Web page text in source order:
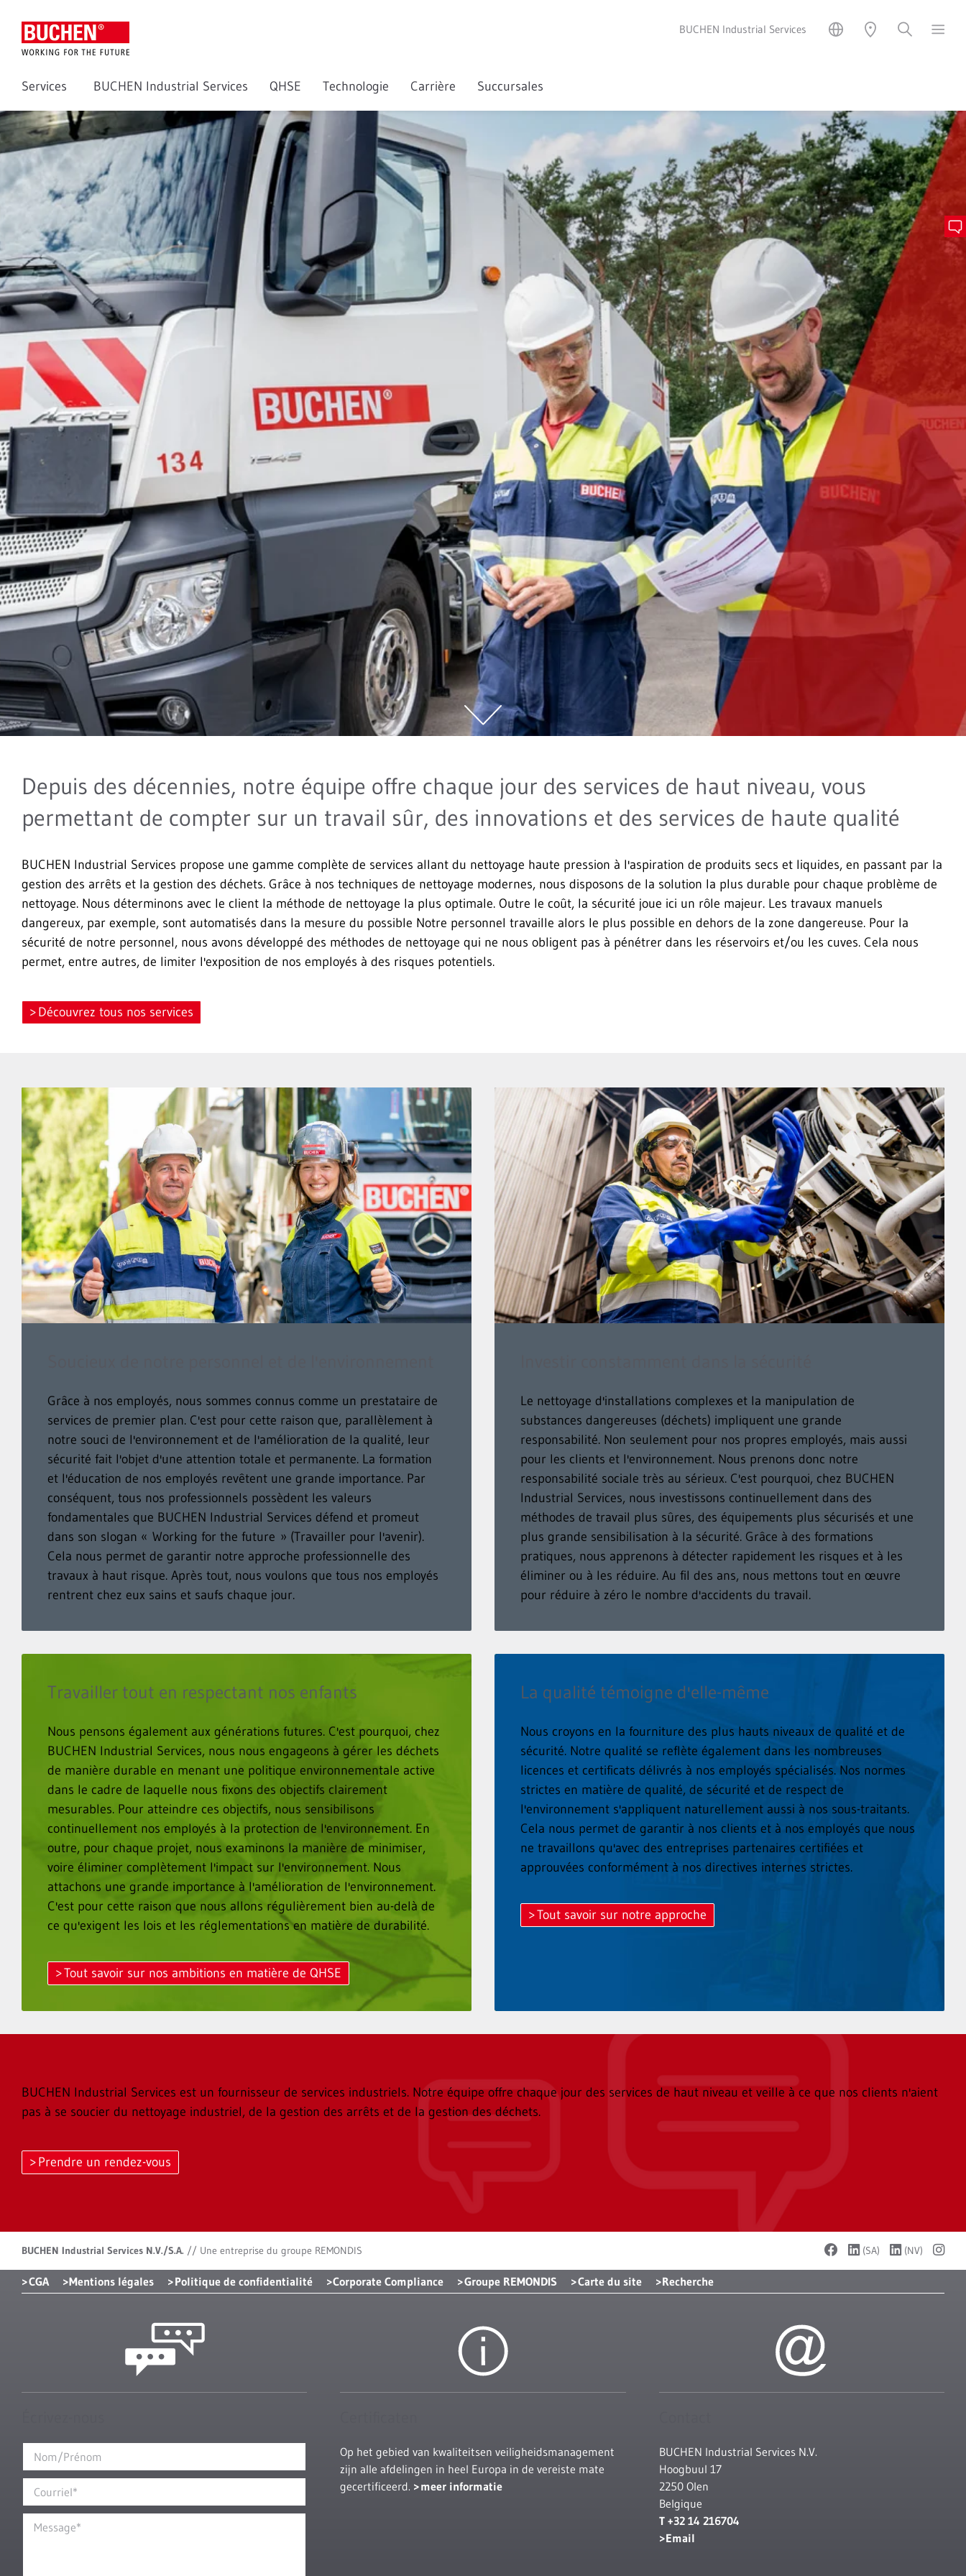
BUCHEN Industrial Services
Services BUCHEN Industrial Services QHSE Technologie Carrière Succursales
Depuis des décennies, notre équipe offre chaque jour des services de haut niveau, vous
permettant de compter sur un travail sûr, des innovations et des services de haute qualité
BUCHEN Industrial Services propose une gamme complète de services allant du nettoyage haute pression à l'aspiration de produits secs et liquides, en passant par la
gestion des arrêts et la gestion des déchets. Grâce à nos techniques de nettoyage modernes, nous disposons de la solution la plus durable pour chaque problème de
nettoyage. Nous déterminons avec le client la méthode de nettoyage la plus optimale. Outre le coût, la sécurité joue ici un rôle majeur. Les travaux manuels
dangereux, par exemple, sont automatisés dans la mesure du possible Notre personnel travaille alors le plus possible en dehors de la zone dangereuse. Pour la
sécurité de notre personnel, nous avons développé des méthodes de nettoyage qui ne nous obligent pas à pénétrer dans les réservoirs et/ou les cuves. Cela nous
permet, entre autres, de limiter l'exposition de nos employés à des risques potentiels.
Découvrez tous nos services
Grâce à nos employés, nous sommes connus comme un prestataire de
services de premier plan. C'est pour cette raison que, parallèlement à
notre souci de l'environnement et de l'amélioration de la qualité, leur
sécurité fait l'objet d'une attention totale et permanente. La formation
et l'éducation de nos employés revêtent une grande importance. Par
conséquent, tous nos professionnels possèdent les valeurs
fondamentales que BUCHEN Industrial Services défend et promeut
dans son slogan « Working for the future » (Travailler pour l'avenir).
Cela nous permet de garantir notre approche professionnelle des
travaux à haut risque. Après tout, nous voulons que tous nos employés
rentrent chez eux sains et saufs chaque jour.
Le nettoyage d'installations complexes et la manipulation de
substances dangereuses (déchets) impliquent une grande
responsabilité. Non seulement pour nos propres employés, mais aussi
pour les clients et l'environnement. Nous prenons donc notre
responsabilité sociale très au sérieux. C'est pourquoi, chez BUCHEN
Industrial Services, nous investissons continuellement dans des
méthodes de travail plus sûres, des équipements plus sécurisés et une
plus grande sensibilisation à la sécurité. Grâce à des formations
pratiques, nous apprenons à détecter rapidement les risques et à les
éliminer ou à les réduire. Au fil des ans, nous mettons tout en œuvre
pour réduire à zéro le nombre d'accidents du travail.
Travailler tout en respectant nos enfants
Nous pensons également aux générations futures. C'est pourquoi, chez
BUCHEN Industrial Services, nous nous engageons à gérer les déchets
de manière durable en menant une politique environnementale active
dans le cadre de laquelle nous fixons des objectifs clairement
mesurables. Pour atteindre ces objectifs, nous sensibilisons
continuellement nos employés à la protection de l'environnement. En
outre, pour chaque projet, nous examinons la manière de minimiser,
voire éliminer complètement l'impact sur l'environnement. Nous
attachons une grande importance à l'amélioration de l'environnement.
C'est pour cette raison que nous allons régulièrement bien au-delà de
ce qu'exigent les lois et les réglementations en matière de durabilité.
Tout savoir sur nos ambitions en matière de QHSE
La qualité témoigne d'elle-même
Nous croyons en la fourniture des plus hauts niveaux de qualité et de
sécurité. Notre qualité se reflète également dans les nombreuses
licences et certificats délivrés à nos employés spécialisés. Nos normes
strictes en matière de qualité, de sécurité et de respect de
l'environnement s'appliquent naturellement aussi à nos sous-traitants.
Cela nous permet de garantir à nos clients et à nos employés que nous
ne travaillons qu'avec des entreprises partenaires certifiées et
approuvées conformément à nos directives internes strictes.
Tout savoir sur notre approche
BUCHEN Industrial Services est un fournisseur de services industriels. Notre équipe offre chaque jour des services de haut niveau et veille à ce que nos clients n'aient
pas à se soucier du nettoyage industriel, de la gestion des arrêts et de la gestion des déchets.
Prendre un rendez-vous
BUCHEN Industrial Services N.V./S.A. // Une entreprise du groupe REMONDIS (SA) (NV)
CGA Mentions légales Politique de confidentialité Corporate Compliance Groupe REMONDIS Carte du site Recherche
Op het gebied van kwaliteitsen veiligheidsmanagement
zijn alle afdelingen in heel Europa in de vereiste mate
gecertificeerd.
meer informatie
BUCHEN Industrial Services N.V.
Hoogbuul 17
2250 Olen
Belgique
T +32 14 216704
Email